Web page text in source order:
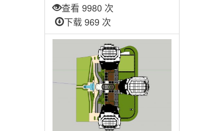
查看 9980 次
下载 969 次